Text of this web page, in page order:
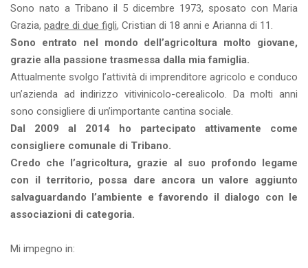
Sono nato a Tribano il 5 dicembre 1973, sposato con Maria
Grazia, padre di due figli, Cristian di 18 anni e Arianna di 11.
Sono entrato nel mondo dell’agricoltura molto giovane,
grazie alla passione trasmessa dalla mia famiglia.
Attualmente svolgo l’attività di imprenditore agricolo e conduco
un’azienda ad indirizzo vitivinicolo-cerealicolo. Da molti anni
sono consigliere di un’importante cantina sociale.
Dal 2009 al 2014 ho partecipato attivamente come
consigliere comunale di Tribano.
Credo che l’agricoltura, grazie al suo profondo legame
con il territorio, possa dare ancora un valore aggiunto
salvaguardando l’ambiente e favorendo il dialogo con le
associazioni di categoria.
Mi impegno in: